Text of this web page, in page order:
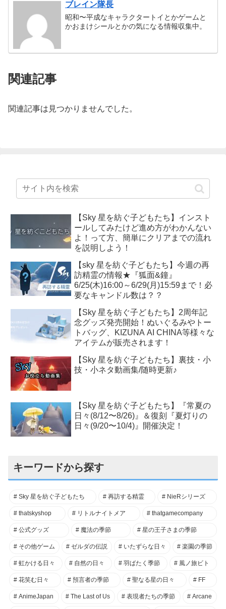
ブレイン隊長
昭和〜平成なキャラクタートイとかゲームと
かおまけシールとかの気になる情報収集中。
関連記事
関連記事は見つかりませんでした。
【Sky 星を紡ぐ子どもたち】インスト
ールしてみたけど進め方がわかんない
よ！って方、簡単にクリアまでの流れ
を説明しよう！
【sky 星を紡ぐ子どもたち】今週の再
訪精霊の情報★『狐面&鐘』
6/25(木)16:00～6/29(月)15:59まで！必
要なキャンドル数は？？
【Sky 星を紡ぐ子どもたち】2周年記
念グッズ発売開始！ぬいぐるみやトー
トバッグ、KIZUNA AI CHINA等様々な
アイテムが販売されます！
【Sky 星を紡ぐ子どもたち】裏技・小
技・小ネタ動画集/随時更新♪
【Sky 星を紡ぐ子どもたち】『常夏の
日々(8/12〜8/26)』＆復刻『夏灯りの
日々(9/20〜10/4)』開催決定！
キーワードから探す
Sky 星を紡ぐ子どもたち 再訪する精霊 NieRシリーズ
thatskyshop リトルナイトメア thatgamecompany
公式グッズ 魔法の季節 星の王子さまの季節
その他ゲーム ゼルダの伝説 いたずらな日々 楽園の季節
虹かける日々 自然の日々 羽ばたく季節 風ノ旅ビト
花笑む日々 預言者の季節 聖なる星の日々 FF
AnimeJapan The Last of Us 表現者たちの季節 Arcane